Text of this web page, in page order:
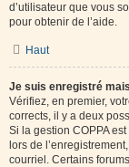
d’utilisateur que vous
pour obtenir de l’aide.
Haut
Je suis enregistré
Vérifiez, en premier,
corrects, il y a deux
Si la gestion COPPA
lors de
courriel. Certains